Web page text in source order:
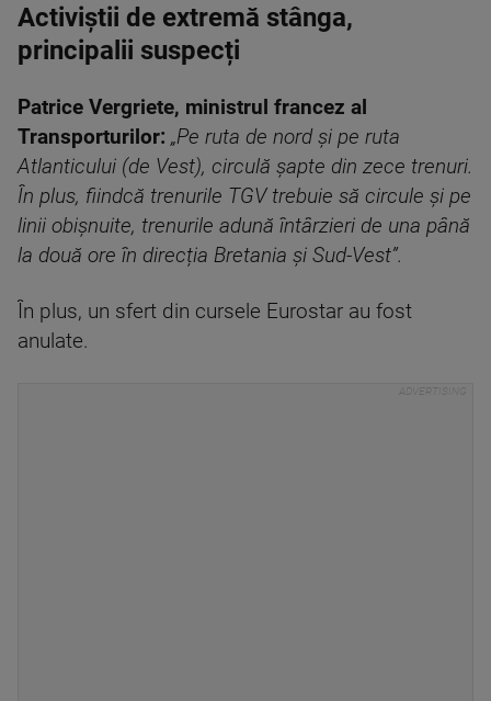
Activiștii de extremă stânga,
principalii suspecți
Patrice Vergriete, ministrul francez al
Transporturilor: „Pe ruta de nord și pe ruta
Atlanticului (de Vest), circulă șapte din zece trenuri.
În plus, fiindcă trenurile TGV trebuie să circule și pe
linii obișnuite, trenurile adună întârzieri de una până
la două ore în direcția Bretania și Sud-Vest”.
În plus, un sfert din cursele Eurostar au fost
anulate.